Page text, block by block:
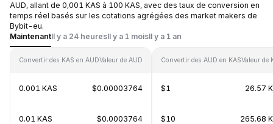
AUD, allant de 0,001 KAS à 100 KAS, avec des taux de conversion en
temps réel basés sur les cotations agrégées des market makers de
Bybit-eu.
MaintenantIl y a 24 heuresIl y a 1 moisIl y a 1 an
Convertir des KAS en AUDValeur de AUD
0.001 KAS $0.00003764
0.01 KAS $0.0003764
Convertir des AUD en KASValeur de
$1 26.57
$10 265.68